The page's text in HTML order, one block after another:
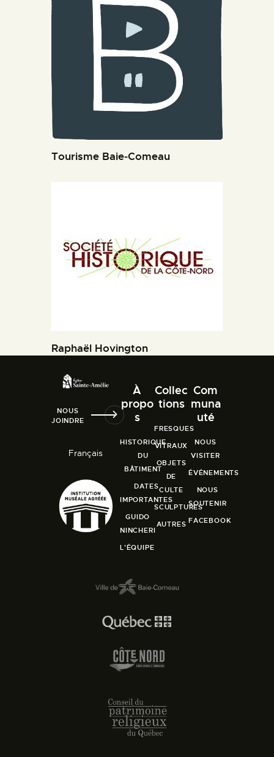
Tourisme Baie‑Comeau
Raphaël Hovington
NOUS
JOINDRE
Français
À
propo
s
HISTORIQUE
DU
BÂTIMENT
DATES
IMPORTANTES
GUIDO
NINCHERI
L'ÉQUIPE
Collec
tions
FRESQUES
VITRAUX
OBJETS
DE
CULTE
SCULPTURES
AUTRES
Com
muna
uté
NOUS
VISITER
ÉVÉNEMENTS
NOUS
SOUTENIR
FACEBOOK